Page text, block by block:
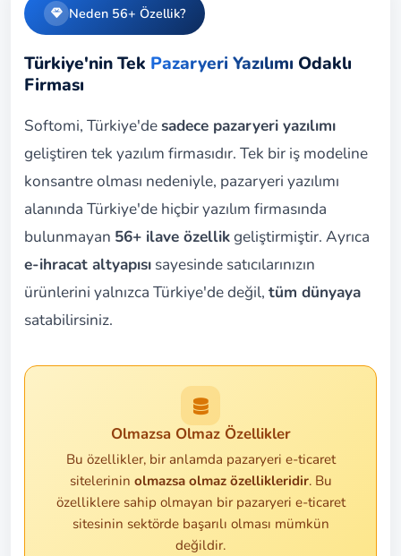
Neden 56+ Özellik?
Türkiye'nin Tek Pazaryeri Yazılımı Odaklı
Firması
Softomi, Türkiye'desadece pazaryeri yazılımı
geliştiren tek yazılım firmasıdır. Tek bir iş modeline
konsantre olması nedeniyle, pazaryeri yazılımı
alanında Türkiye'de hiçbir yazılım firmasında
bulunmayan 56+ ilave özellikgeliştirmiştir. Ayrıca
e-ihracat altyapısı sayesinde satıcılarınızın
ürünlerini yalnızca Türkiye'de değil, tüm dünyaya
satabilirsiniz.
Olmazsa Olmaz Özellikler
Bu özellikler, bir anlamda pazaryeri e-ticaret
sitelerinin olmazsa olmaz özellikleridir. Bu
özelliklere sahip olmayan bir pazaryeri e-ticaret
sitesinin sektörde başarılı olması mümkün
değildir.